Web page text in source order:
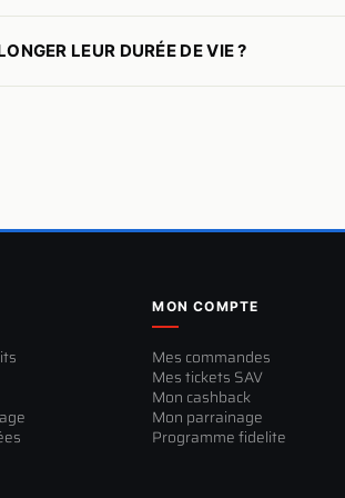
LEUR DURÉE DE VIE ?
MON COMPTE
Mes commandes
Mes tickets SAV
Mon cashback
Mon parrainage
Programme fidelite